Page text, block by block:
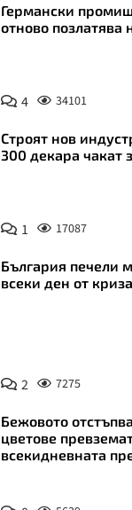
Германски
отново позлатява
4 34101
Строят нов
300 декара чакат
1 17087
България печели
всеки ден от
2 7275
Бежовото
цветове
всекидневната